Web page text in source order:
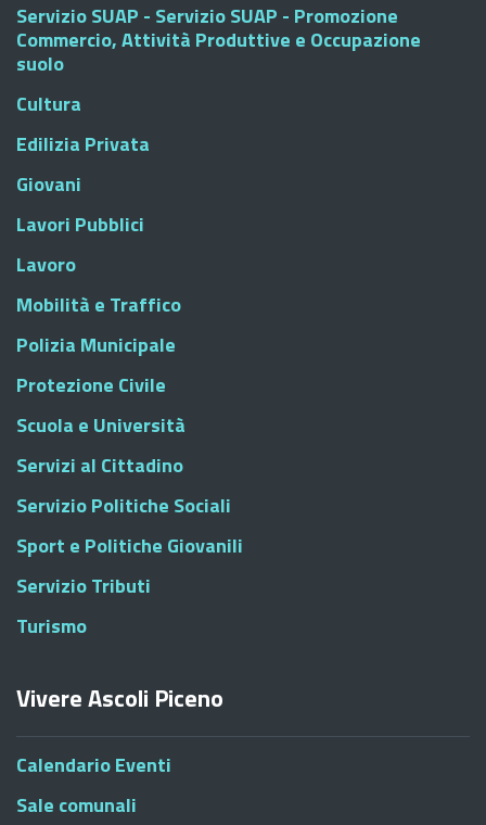
Servizio SUAP - Servizio SUAP - Promozione
Commercio, Attività Produttive e Occupazione
suolo
Cultura
Edilizia Privata
Giovani
Lavori Pubblici
Lavoro
Mobilità e Traffico
Polizia Municipale
Protezione Civile
Scuola e Università
Servizi al Cittadino
Servizio Politiche Sociali
Sport e Politiche Giovanili
Servizio Tributi
Turismo
Vivere Ascoli Piceno
Calendario Eventi
Sale comunali